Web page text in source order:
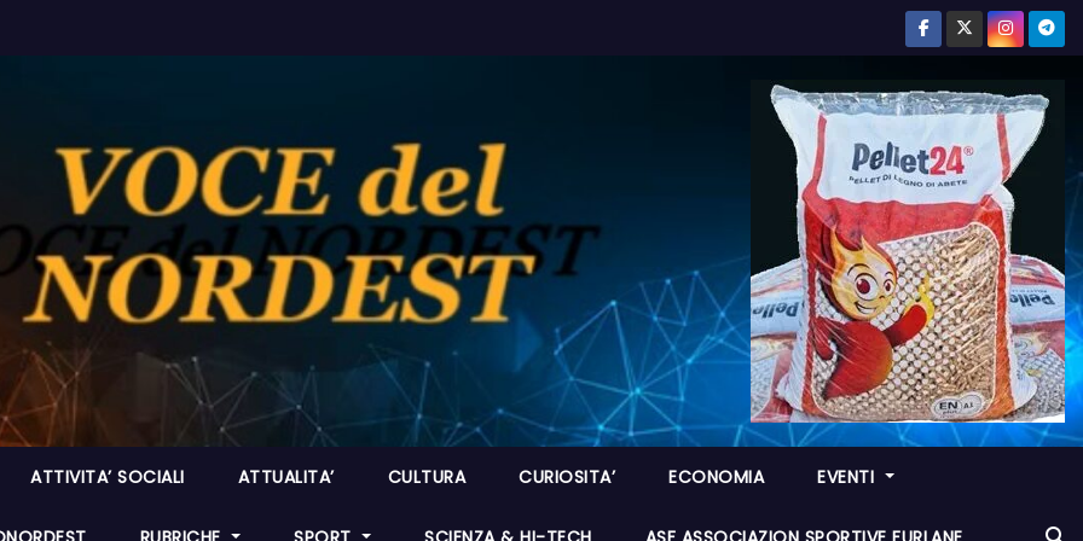
ATTIVITA’ SOCIALI ATTUALITA’ CULTURA CURIOSITA’ ECONOMIA EVENTI